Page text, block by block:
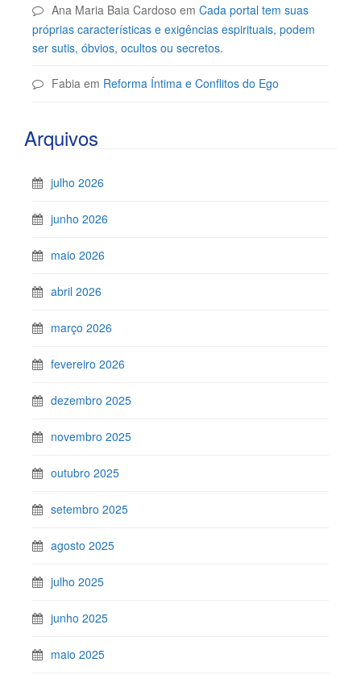
Ana Maria Baia Cardoso em Cada portal tem suas
próprias características e exigências espirituais, podem
ser sutis, óbvios, ocultos ou secretos.
Fabia em Reforma Íntima e Conflitos do Ego
Arquivos
julho 2026
junho 2026
maio 2026
abril 2026
março 2026
fevereiro 2026
dezembro 2025
novembro 2025
outubro 2025
setembro 2025
agosto 2025
julho 2025
junho 2025
maio 2025